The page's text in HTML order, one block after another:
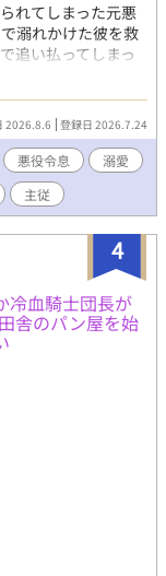
れてしまった元悪
溺れかけた彼を救
追い払ってしまっ
ば、今度こそ嫌わ
白狐の仕草に懐か
狐になった不器用
な元護衛騎士が、
タジーBLです。 ※
2026.8.6 登録日 2026.7.24
悪役令息
溺愛
主従
4
冷血騎士団長が
舎のパン屋を始